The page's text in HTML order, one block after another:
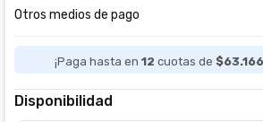
Otros medios de pago
¡Paga hasta en 12 cuotas de $63.166
Disponibilidad